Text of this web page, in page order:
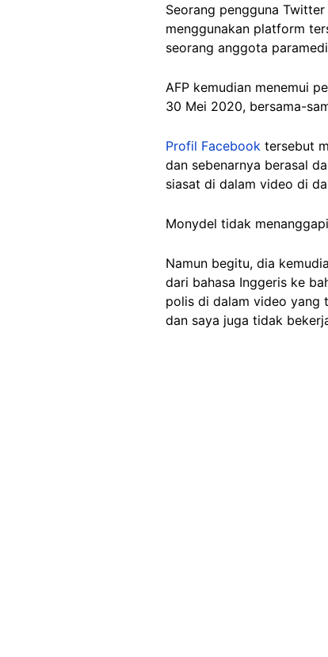
Seorang pengguna Twitter
menggunakan platform
seorang anggota
AFP kemudian menemui
30 Mei 2020, bersama-
Profil Facebook tersebut
dan sebenarnya berasal
siasat di dalam video di
Monydel tidak
Namun begitu, dia
dari bahasa Inggeris ke
polis di dalam video yang
dan saya juga tidak